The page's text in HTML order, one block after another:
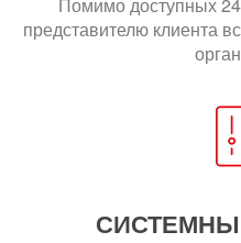
представителю клиента